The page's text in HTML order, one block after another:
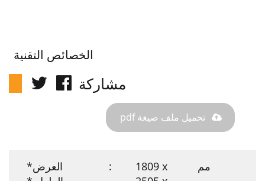
الخصائص التقنية
مشاركة
تحميل ملف صيغة pdf
العرض*
:
1809 x
مم